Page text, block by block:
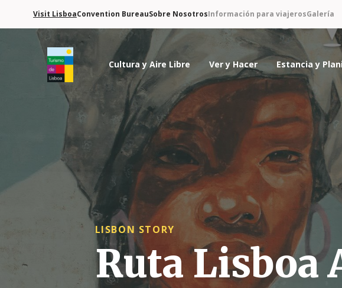
Visit LisboaConvention BureauSobre NosotrosInformación para viajerosGalería
Logo de Turismo de Lisboa
Cultura y Aire Libre Ver y Hacer Estancia y
LISBON STORY
Ruta Lisboa